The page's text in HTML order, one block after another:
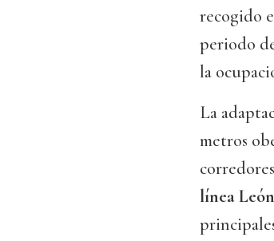
recogido
periodo
la
La
metros
línea